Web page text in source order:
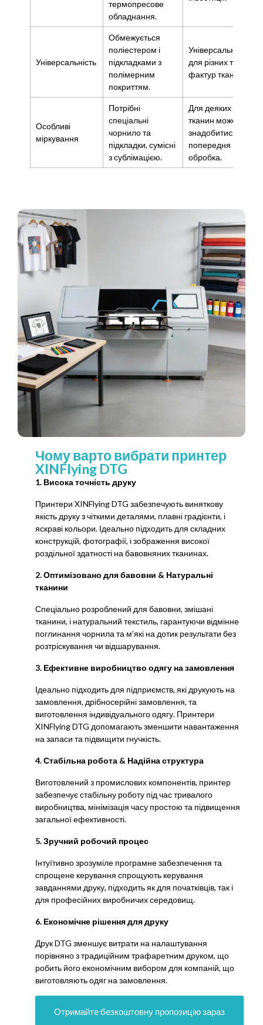
термопресове
обладнання.
Універсальність
Обмежується
поліестером і
підкладками з
полімерним
покриттям.
Універсальний
для різних типів і
фактур тканин.
Особливі
міркування
Потрібні
спеціальні
чорнило та
підкладки, сумісні
з сублімацією.
Для деяких
тканин може
знадобитися
попередня
обробка.
Чому варто вибрати принтер
XINFlying DTG
1. Висока точність друку
Принтери XINFlying DTG забезпечують виняткову
якість друку з чіткими деталями, плавні градієнти, і
яскраві кольори. Ідеально підходить для складних
конструкцій, фотографії, і зображення високої
роздільної здатності на бавовняних тканинах.
2. Оптимізовано для бавовни & Натуральні
тканини
Спеціально розроблений для бавовни, змішані
тканини, і натуральний текстиль, гарантуючи відмінне
поглинання чорнила та м’які на дотик результати без
розтріскування чи відшарування.
3. Ефективне виробництво одягу на замовлення
Ідеально підходить для підприємств, які друкують на
замовлення, дрібносерійні замовлення, та
виготовлення індивідуального одягу. Принтери
XINFlying DTG допомагають зменшити навантаження
на запаси та підвищити гнучкість.
4. Стабільна робота & Надійна структура
Виготовлений з промислових компонентів, принтер
забезпечує стабільну роботу під час тривалого
виробництва, мінімізація часу простою та підвищення
загальної ефективності.
5. Зручний робочий процес
Інтуїтивно зрозуміле програмне забезпечення та
спрощене керування спрощують керування
завданнями друку, підходить як для початківців, так і
для професійних виробничих середовищ.
6. Економічне рішення для друку
Друк DTG зменшує витрати на налаштування
порівняно з традиційним трафаретним друком, що
робить його економічним вибором для компаній, що
виготовляють одяг на замовлення.
Отримайте безкоштовну пропозицію зараз